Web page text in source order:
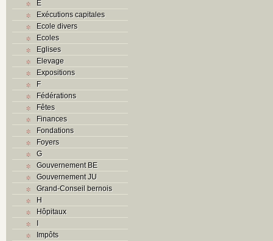
E
Exécutions capitales
Ecole divers
Ecoles
Eglises
Elevage
Expositions
F
Fédérations
Fêtes
Finances
Fondations
Foyers
G
Gouvernement BE
Gouvernement JU
Grand-Conseil bernois
H
Hôpitaux
I
Impôts